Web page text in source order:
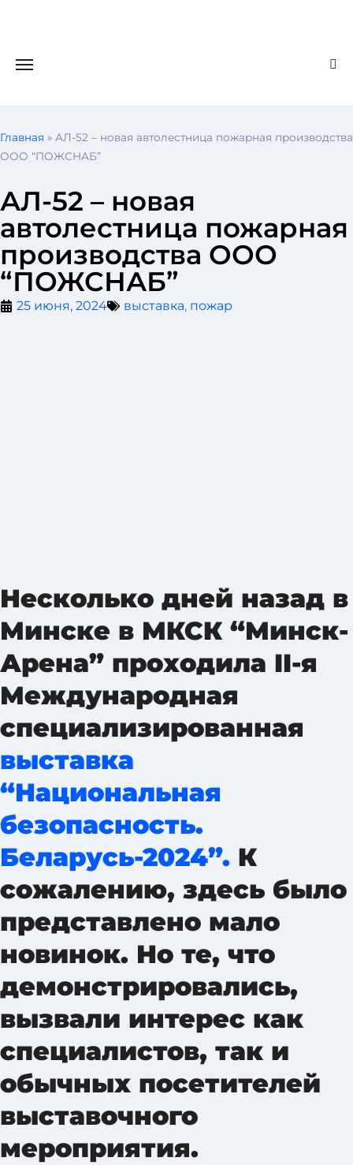
Главная » АЛ-52 – новая автолестница пожарная производства
ООО “ПОЖСНАБ”
АЛ-52 – новая
автолестница пожарная
производства ООО
“ПОЖСНАБ”
25 июня, 2024 выставка, пожар
Несколько дней назад в
Минске в МКСК “Минск-
Арена” проходила II-я
Международная
специализированная
выставка
“Национальная
безопасность.
Беларусь-2024”. К
сожалению, здесь было
представлено мало
новинок. Но те, что
демонстрировались,
вызвали интерес как
специалистов, так и
обычных посетителей
выставочного
мероприятия.